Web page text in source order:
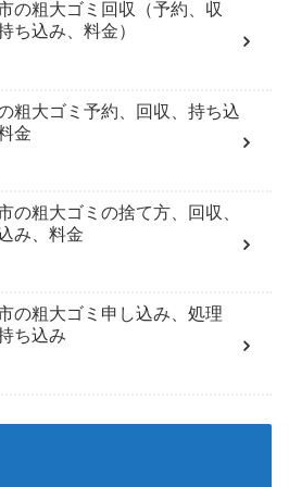
の粗大ゴミ回収（予約、収
ち込み、料金）
粗大ゴミ予約、回収、持ち込
金
の粗大ゴミの捨て方、回収、
み、料金
の粗大ゴミ申し込み、処理
ち込み